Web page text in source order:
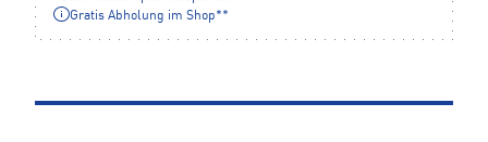
Gratis Abholung im Shop**